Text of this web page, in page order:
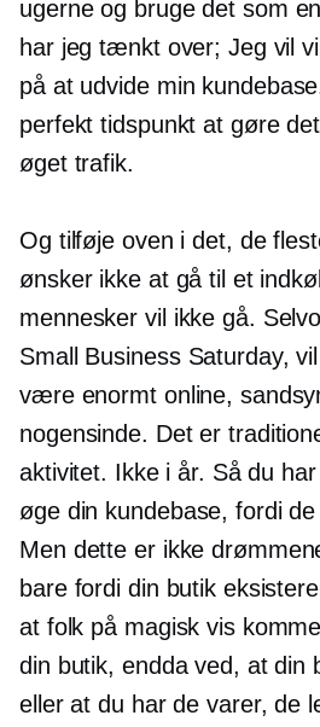
ugerne og bruge det som
har jeg tænkt over; Jeg vil
på at udvide min
perfekt tidspunkt at gøre
øget trafik.
Og tilføje oven i det, de
ønsker ikke at gå til et
mennesker vil ikke gå.
Small Business Saturday,
være enormt online,
nogensinde. Det er
aktivitet. Ikke i år. Så du
øge din kundebase, fordi
Men dette er ikke
bare fordi din butik
at folk på magisk vis
din butik, endda ved, at din
eller at du har de varer, de